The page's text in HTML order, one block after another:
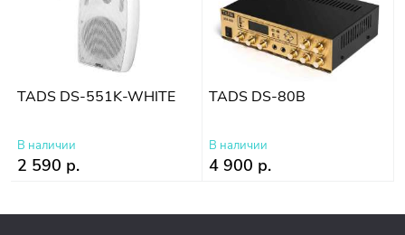
TADS DS-551K-WHITE
В наличии
2 590 р.
TADS DS-80B
В наличии
4 900 р.